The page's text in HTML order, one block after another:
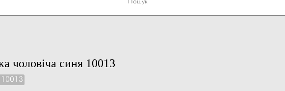
чоловіча синя 10013
10013